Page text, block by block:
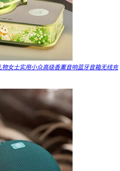
女士实用小众高级香薰音响蓝牙音箱无线充